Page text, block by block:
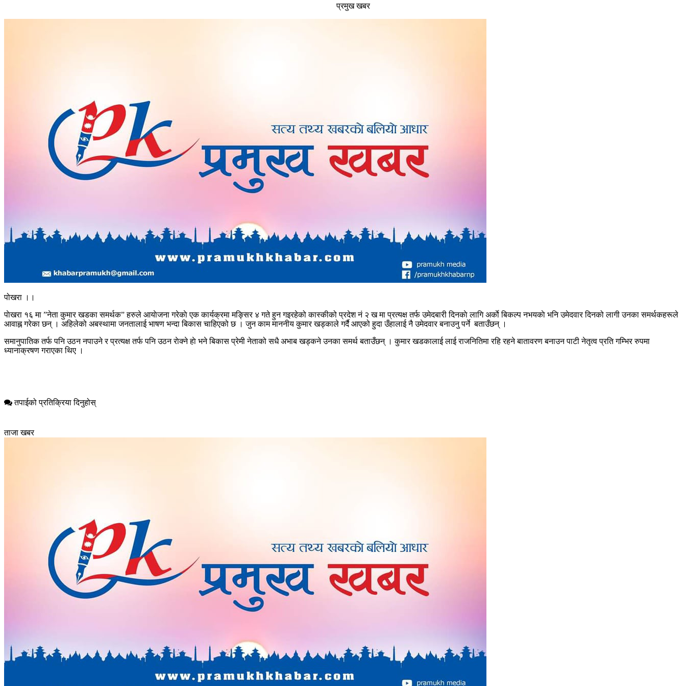
प्रमुख खबर
पोखरा ।।
पाेखरा १६ मा ”नेता कुमार खडका समर्थक” हरुले आयाेजना गरेकाे एक कार्यक्रमा मङ्सिर ४ गते हुन गइरहेको कास्कीको प्रदेश नं २ ख मा प्रत्यक्ष तर्फ उमेदबारी दिनकाे लागि अर्काे बिकल्प नभयकाे भनि उमेदवार दिनको लागी उनका समर्थकहरूले
आवाह्न गरेका छन् । अहिलेको अबस्थामा जनतालाई भाषण भन्दा बिकास चाहिएको छ । जुन काम माननीय कुमार खड्काले गर्दै आएको हुदा उँहालाई नै उमेदवार बनाउनु पर्ने बताउँछन् ।
समानुपातिक तर्फ पनि उठन नपाउने र प्रत्यक्ष तर्फ पनि उठन राेक्ने हाे भने बिकास प्रेमी नेताको सधै अभाब खड्कने उनका समर्थ बताउँछन् । कुमार खडकालाई लाई राजनितिमा रहि रहने बातावरण बनाउन पाटी नेतृत्व प्रति गम्भिर रुपमा
ध्यानाक्रषण गराएका थिए ।
तपाईको प्रतिक्रिया दिनुहोस्
ताजा खबर